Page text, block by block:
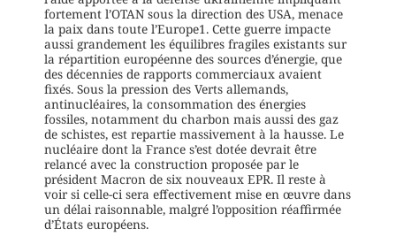
fortement l’OTAN sous la direction des USA, menace
la paix dans toute l’Europe1. Cette guerre impacte
aussi grandement les équilibres fragiles existants sur
la répartition européenne des sources d’énergie, que
des décennies de rapports commerciaux avaient
fixés. Sous la pression des Verts allemands,
antinucléaires, la consommation des énergies
fossiles, notamment du charbon mais aussi des gaz
de schistes, est repartie massivement à la hausse. Le
nucléaire dont la France s’est dotée devrait être
relancé avec la construction proposée par le
président Macron de six nouveaux EPR. Il reste à
voir si celle-ci sera effectivement mise en œuvre dans
un délai raisonnable, malgré l’opposition réaffirmée
d’États européens.